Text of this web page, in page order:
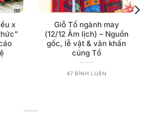
x
Giỗ Tổ ngành may
(12/12 Âm lịch) – Nguồn
gốc, lễ vật & văn khấn
cúng Tổ
47 BÌNH LUẬN